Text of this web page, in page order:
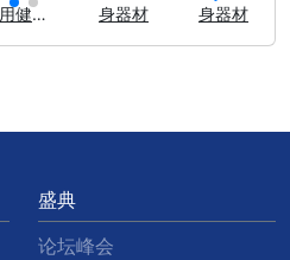
用健身
身器材
身器材
盛典
论坛峰会